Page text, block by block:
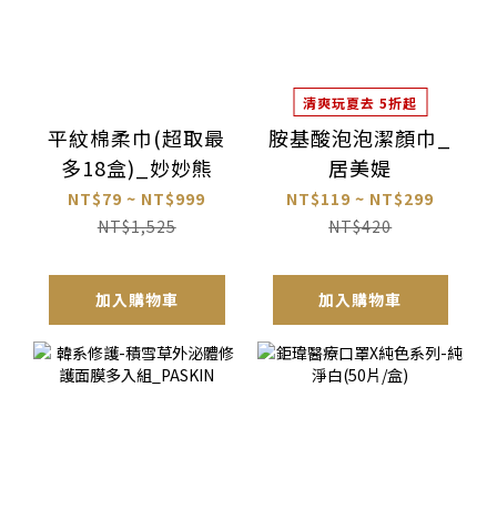
平紋棉柔巾(超取最
多18盒)_妙妙熊
NT$79 ~ NT$999
NT$1,525
加入購物車
清爽玩夏去 5折起
胺基酸泡泡潔顏巾_
居美媞
NT$119 ~ NT$299
NT$420
加入購物車